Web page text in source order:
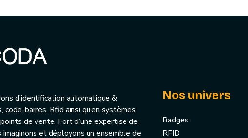
d’identification automatique &
code-barres, Rfid ainsi qu’en systèmes
de vente. Fort d’une expertise de
imaginons et déployons un ensemble de
Nos univers
Badges
RFID